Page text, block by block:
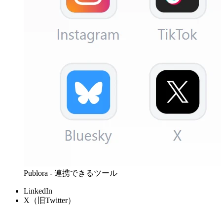
Publora - 連携できるツール
LinkedIn
X（旧Twitter）